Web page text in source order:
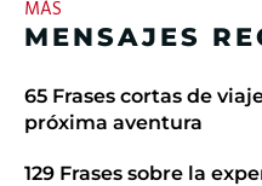
MÁS
MENSAJES
65 Frases cortas de
próxima aventura
129 Frases sobre la